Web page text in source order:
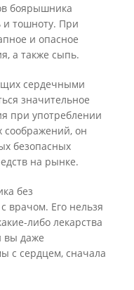
боярышника
и тошноту. При
и опасное
а также сыпь.
сердечными
значительное
при употреблении
соображений, он
безопасных
на рынке.
без
врачом. Его нельзя
либо лекарства
вы даже
с сердцем, сначала